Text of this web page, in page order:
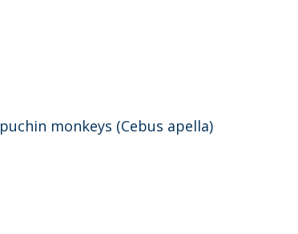
monkeys (Cebus apella)